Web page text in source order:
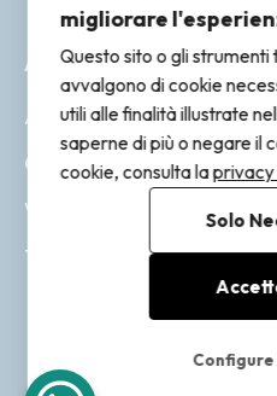
ACCOUNT
Account
Ordini
Wishlist
Tracking
migliorare
Questo sito o gli
avvalgono di cookie
utili alle finalità illustrate
saperne di più o negare il
cookie, consulta laprivacy
Solo